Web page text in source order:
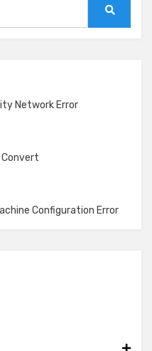
Network Error
Convert
Configuration Error